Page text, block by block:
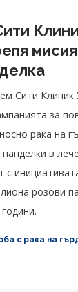
Сити
за
рака на
в
с
розови
с рака на